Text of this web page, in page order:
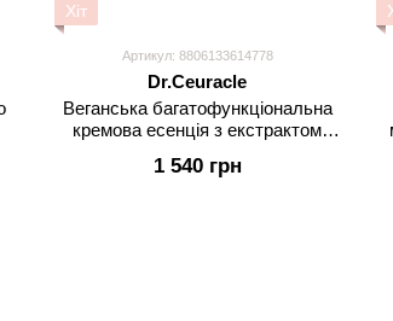
Хіт
Артикул: 8806133614778
Dr.Ceuracle
Веганська багатофункціональна
кремова есенція з екстрактом
1 540 грн